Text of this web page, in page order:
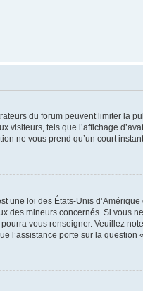
du forum peuvent limiter
tels que l’affichage
ne vous prend qu’un court
une loi des États-Unis
des mineurs concernés. Si vous
vous renseigner. Veuillez
l’assistance porte sur la